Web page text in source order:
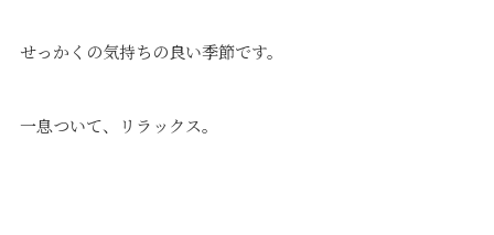
せっかくの気持ちの良い季節です。
一息ついて、リラックス。